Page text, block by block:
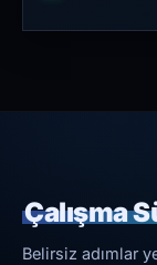
Çalışma
Belirsiz adımlar